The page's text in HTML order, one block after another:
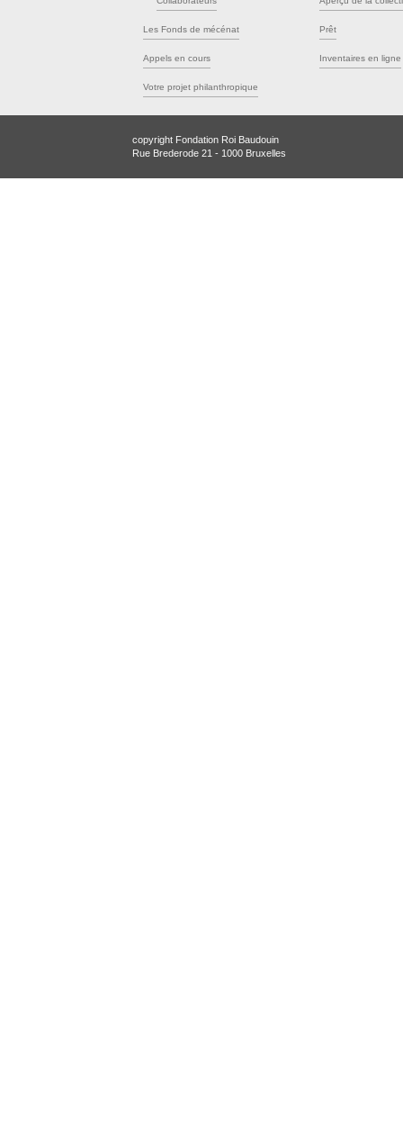
Les Fonds de mécénat
Appels en cours
Votre projet philanthropique
Prêt
Inventaires en ligne
copyright Fondation Roi Baudouin
Rue Brederode 21 - 1000 Bruxelles